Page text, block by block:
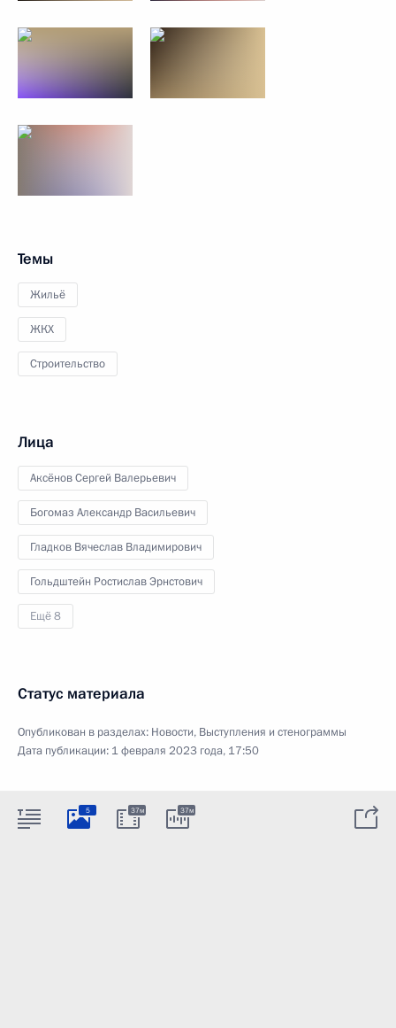
Темы
Жильё
ЖКХ
Строительство
Лица
Аксёнов Сергей Валерьевич
Богомаз Александр Васильевич
Гладков Вячеслав Владимирович
Гольдштейн Ростислав Эрнстович
Ещё 8
Статус материала
Опубликован в разделах: Новости, Выступления и стенограммы
Дата публикации: 1 февраля 2023 года, 17:50
5 37м 37м